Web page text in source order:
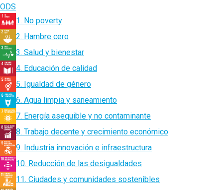
ODS
1. No poverty
2. Hambre cero
3. Salud y bienestar
4. Educación de calidad
5. Igualdad de género
6. Agua limpia y saneamiento
7. Energía asequible y no contaminante
8. Trabajo decente y crecimiento económico
9. Industria innovación e infraestructura
10. Reducción de las desigualdades
11. Ciudades y comunidades sostenibles